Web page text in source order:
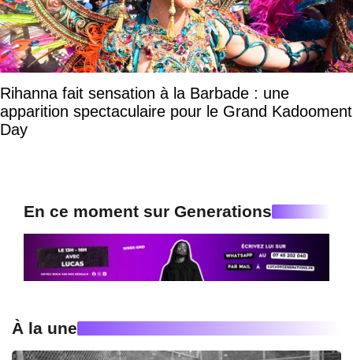
Rihanna fait sensation à la Barbade : une
apparition spectaculaire pour le Grand Kadooment
Day
En ce moment sur Generations
À la une